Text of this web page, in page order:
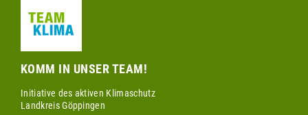
KOMM IN UNSER TEAM!
Initiative des aktiven Klimaschutz
Landkreis Göppingen